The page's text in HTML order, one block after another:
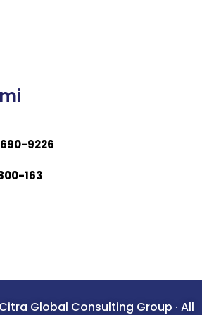
9226
163
Global Consulting Group · All